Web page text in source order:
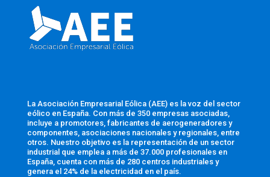
La Asociación Empresarial Eólica (AEE) es la voz del sector
eólico en España. Con más de 350 empresas asociadas,
incluye a promotores, fabricantes de aerogeneradores y
componentes, asociaciones nacionales y regionales, entre
otros. Nuestro objetivo es la representación de un sector
industrial que emplea a más de 37.000 profesionales en
España, cuenta con más de 280 centros industriales y
genera el 24% de la electricidad en el país.